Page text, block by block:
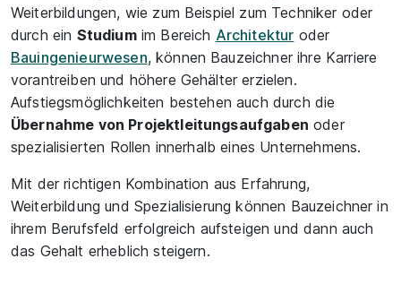
Weiterbildungen, wie zum Beispiel zum Techniker oder
durch ein Studiumim Bereich Architektur oder
Bauingenieurwesen, können Bauzeichner ihre Karriere
vorantreiben und höhere Gehälter erzielen.
Aufstiegsmöglichkeiten bestehen auch durch die
Übernahme von Projektleitungsaufgaben oder
spezialisierten Rollen innerhalb eines Unternehmens.
Mit der richtigen Kombination aus Erfahrung,
Weiterbildung und Spezialisierung können Bauzeichner in
ihrem Berufsfeld erfolgreich aufsteigen und dann auch
das Gehalt erheblich steigern.